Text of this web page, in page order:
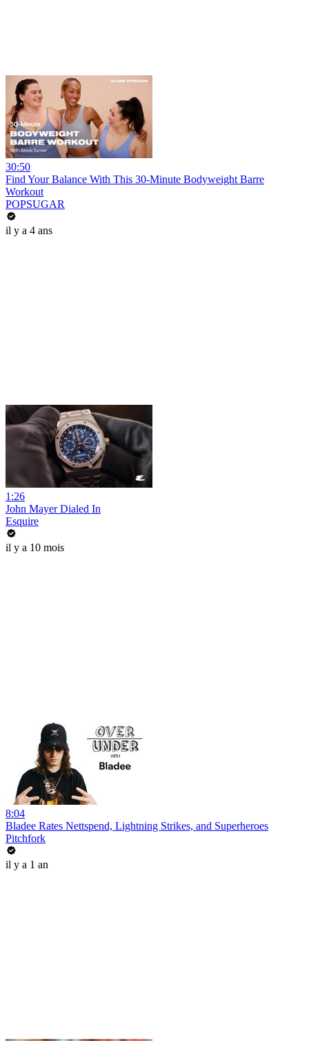
30:50
Find Your Balance With This 30-Minute Bodyweight Barre
Workout
POPSUGAR
il y a 4 ans
1:26
John Mayer Dialed In
Esquire
il y a 10 mois
8:04
Bladee Rates Nettspend, Lightning Strikes, and Superheroes
Pitchfork
il y a 1 an